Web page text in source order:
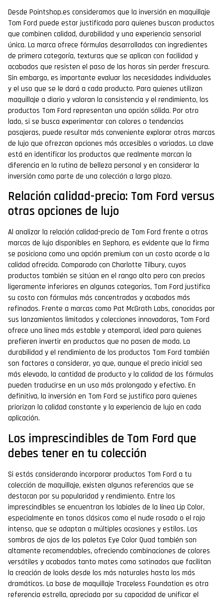
Desde Pointshop.es consideramos que la inversión en maquillaje
Tom Ford puede estar justificada para quienes buscan productos
que combinen calidad, durabilidad y una experiencia sensorial
única. La marca ofrece fórmulas desarrolladas con ingredientes
de primera categoría, texturas que se aplican con facilidad y
acabados que resisten el paso de las horas sin perder frescura.
Sin embargo, es importante evaluar las necesidades individuales
y el uso que se le dará a cada producto. Para quienes utilizan
maquillaje a diario y valoran la consistencia y el rendimiento, los
productos Tom Ford representan una opción sólida. Por otro
lado, si se busca experimentar con colores o tendencias
pasajeras, puede resultar más conveniente explorar otras marcas
de lujo que ofrezcan opciones más accesibles o variadas. La clave
está en identificar los productos que realmente marcan la
diferencia en la rutina de belleza personal y en considerar la
inversión como parte de una colección a largo plazo.
Relación calidad-precio: Tom Ford versus
otras opciones de lujo
Al analizar la relación calidad-precio de Tom Ford frente a otras
marcas de lujo disponibles en Sephora, es evidente que la firma
se posiciona como una opción premium con un costo acorde a la
calidad ofrecida. Comparado con Charlotte Tilbury, cuyos
productos también se sitúan en el rango alto pero con precios
ligeramente inferiores en algunas categorías, Tom Ford justifica
su costo con fórmulas más concentradas y acabados más
refinados. Frente a marcas como Pat McGrath Labs, conocidas por
sus lanzamientos limitados y colecciones innovadoras, Tom Ford
ofrece una línea más estable y atemporal, ideal para quienes
prefieren invertir en productos que no pasen de moda. La
durabilidad y el rendimiento de los productos Tom Ford también
son factores a considerar, ya que, aunque el precio inicial sea
más elevado, la cantidad de producto y la calidad de las fórmulas
pueden traducirse en un uso más prolongado y efectivo. En
definitiva, la inversión en Tom Ford se justifica para quienes
priorizan la calidad constante y la experiencia de lujo en cada
aplicación.
Los imprescindibles de Tom Ford que
debes tener en tu colección
Si estás considerando incorporar productos Tom Ford a tu
colección de maquillaje, existen algunas referencias que se
destacan por su popularidad y rendimiento. Entre los
imprescindibles se encuentran los labiales de la línea Lip Color,
especialmente en tonos clásicos como el nude rosado o el rojo
intenso, que se adaptan a múltiples ocasiones y estilos. Las
sombras de ojos de las paletas Eye Color Quad también son
altamente recomendables, ofreciendo combinaciones de colores
versátiles y acabados tanto mates como satinados que facilitan
la creación de looks desde los más naturales hasta los más
dramáticos. La base de maquillaje Traceless Foundation es otra
referencia estrella, apreciada por su capacidad de unificar el